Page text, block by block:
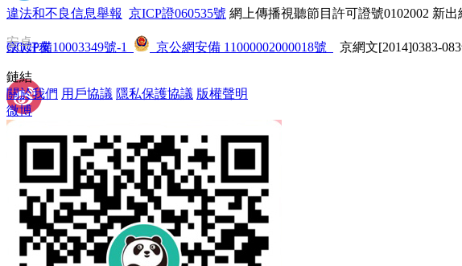
QQ好友
安卓
違法和不良信息舉報 京ICP證060535號 網上傳播視聽節目許可證號0102002 新
京ICP備10003349號-1 京公網安備 11000002000018號 京網文[2014]0383-
鏈結
關於我們 用戶協議 隱私保護協議 版權聲明
微博